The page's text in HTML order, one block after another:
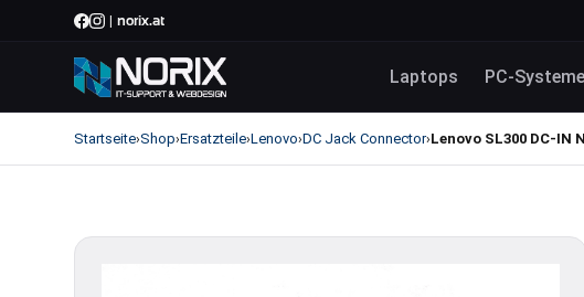
| norix.at
Laptops PC-Systeme
Startseite›Shop›Ersatzteile›Lenovo›DC Jack Connector›Lenovo SL300 DC-IN